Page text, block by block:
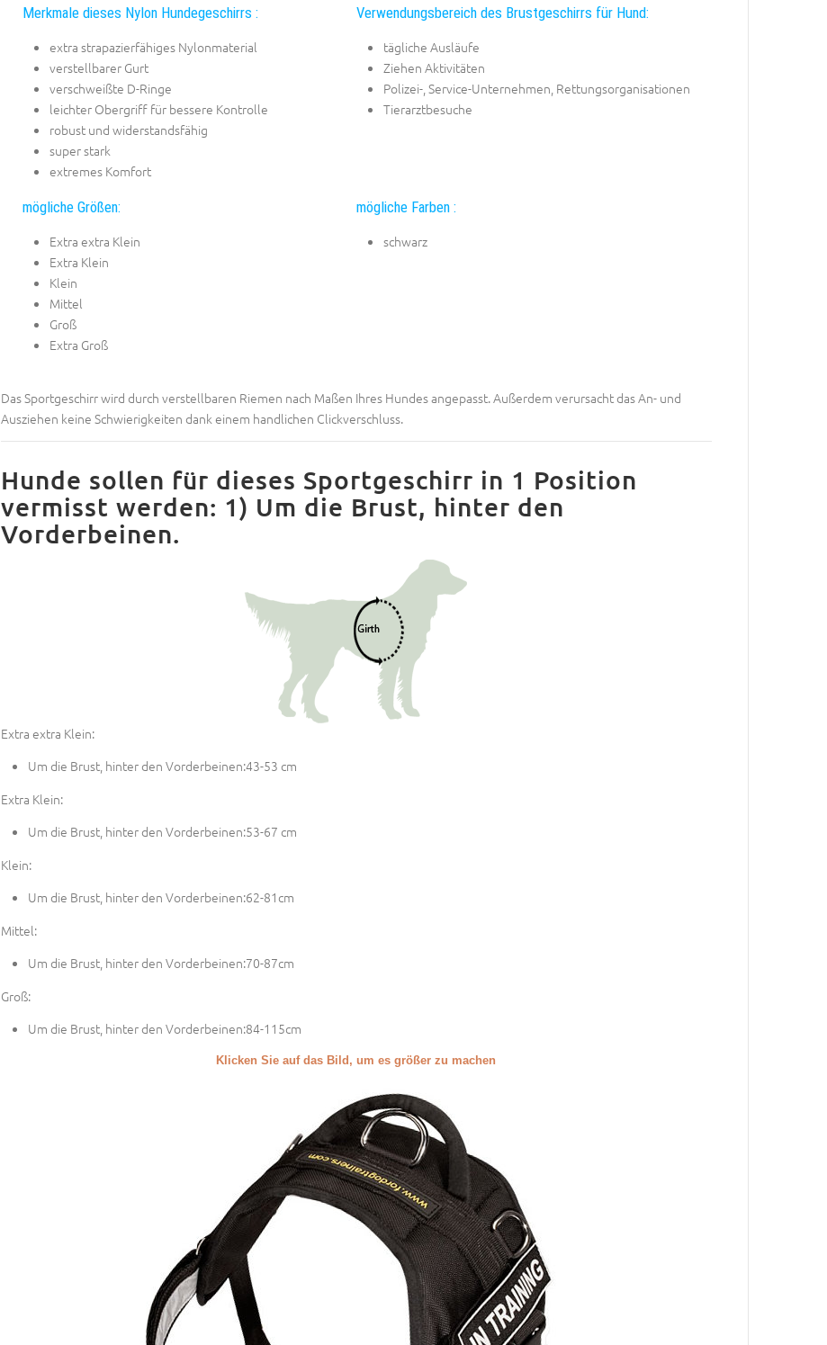
Merkmale dieses Nylon Hundegeschirrs :
extra strapazierfähiges Nylonmaterial
verstellbarer Gurt
verschweißte D-Ringe
leichter Obergriff für bessere Kontrolle
robust und widerstandsfähig
super stark
extremes Komfort
Verwendungsbereich des Brustgeschirrs für Hund:
tägliche Ausläufe
Ziehen Aktivitäten
Polizei-, Service-Unternehmen, Rettungsorganisationen
Tierarztbesuche
mögliche Größen:
Extra extra Klein
Extra Klein
Klein
Mittel
Groß
Extra Groß
mögliche Farben :
schwarz
Das Sportgeschirr wird durch verstellbaren Riemen nach Maßen Ihres Hundes angepasst. Außerdem verursacht das An- und
Ausziehen keine Schwierigkeiten dank einem handlichen Clickverschluss.
Hunde sollen für dieses Sportgeschirr in 1 Position
vermisst werden: 1) Um die Brust, hinter den
Vorderbeinen.
Extra extra Klein:
Um die Brust, hinter den Vorderbeinen:43-53 cm
Extra Klein:
Um die Brust, hinter den Vorderbeinen:53-67 cm
Klein:
Um die Brust, hinter den Vorderbeinen:62-81cm
Mittel:
Um die Brust, hinter den Vorderbeinen:70-87cm
Groß:
Um die Brust, hinter den Vorderbeinen:84-115cm
Klicken Sie auf das Bild, um es größer zu machen